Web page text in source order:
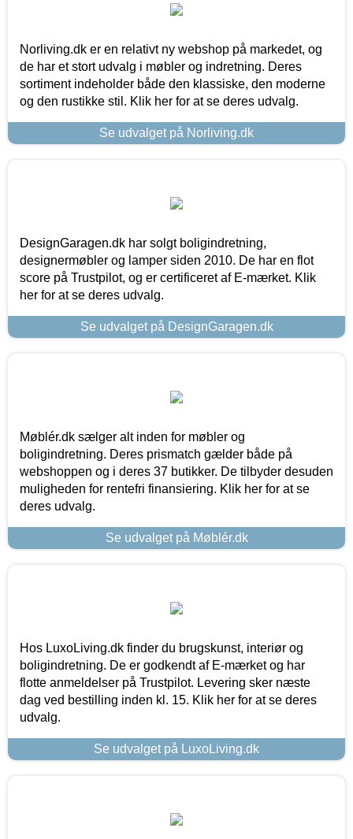
Norliving.dk er en relativt ny webshop på markedet, og
de har et stort udvalg i møbler og indretning. Deres
sortiment indeholder både den klassiske, den moderne
og den rustikke stil. Klik her for at se deres udvalg.
Se udvalget på Norliving.dk
DesignGaragen.dk har solgt boligindretning,
designermøbler og lamper siden 2010. De har en flot
score på Trustpilot, og er certificeret af E-mærket. Klik
her for at se deres udvalg.
Se udvalget på DesignGaragen.dk
Møblér.dk sælger alt inden for møbler og
boligindretning. Deres prismatch gælder både på
webshoppen og i deres 37 butikker. De tilbyder desuden
muligheden for rentefri finansiering. Klik her for at se
deres udvalg.
Se udvalget på Møblér.dk
Hos LuxoLiving.dk finder du brugskunst, interiør og
boligindretning. De er godkendt af E-mærket og har
flotte anmeldelser på Trustpilot. Levering sker næste
dag ved bestilling inden kl. 15. Klik her for at se deres
udvalg.
Se udvalget på LuxoLiving.dk